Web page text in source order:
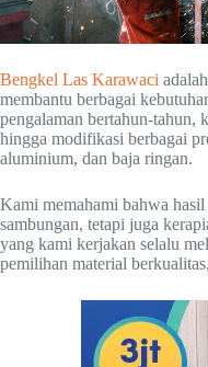
Bengkel Las Karawaci
membantu berbagai
pengalaman bertahun-tahun,
hingga modifikasi berbagai
aluminium, dan baja ringan.
Kami memahami bahwa
sambungan, tetapi juga
yang kami kerjakan selalu
pemilihan material